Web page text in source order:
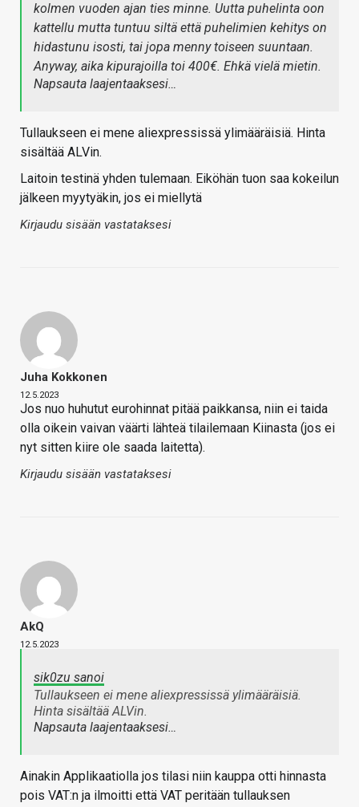
kolmen vuoden ajan ties minne. Uutta puhelinta oon
kattellu mutta tuntuu siltä että puhelimien kehitys on
hidastunu isosti, tai jopa menny toiseen suuntaan.
Anyway, aika kipurajoilla toi 400€. Ehkä vielä mietin.
Napsauta laajentaaksesi…
Tullaukseen ei mene aliexpressissä ylimääräisiä. Hinta
sisältää ALVin.
Laitoin testinä yhden tulemaan. Eiköhän tuon saa kokeilun
jälkeen myytyäkin, jos ei miellytä
Kirjaudu sisään vastataksesi
Juha Kokkonen
12.5.2023
Jos nuo huhutut eurohinnat pitää paikkansa, niin ei taida
olla oikein vaivan väärti lähteä tilailemaan Kiinasta (jos ei
nyt sitten kiire ole saada laitetta).
Kirjaudu sisään vastataksesi
AkQ
12.5.2023
sik0zu sanoi
Tullaukseen ei mene aliexpressissä ylimääräisiä.
Hinta sisältää ALVin.
Napsauta laajentaaksesi…
Ainakin Applikaatiolla jos tilasi niin kauppa otti hinnasta
pois VAT:n ja ilmoitti että VAT peritään tullauksen